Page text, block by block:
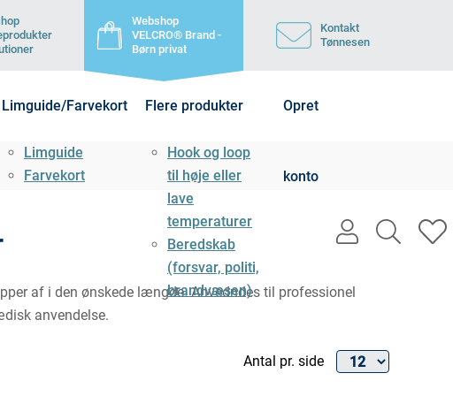
Webshop
VELCRO® Brand -
Børn privat
Kontakt
Tønnesen
Limguide/Farvekort
Limguide
Farvekort
Flere produkter
Hook og loop
til høje eller
lave
temperaturer
Beredskab
(forsvar, politi,
brandvæsen)
Opret
konto
user
search
af i den ønskede længde. Anvedndes til professionel
anvendelse.
Antal pr. side